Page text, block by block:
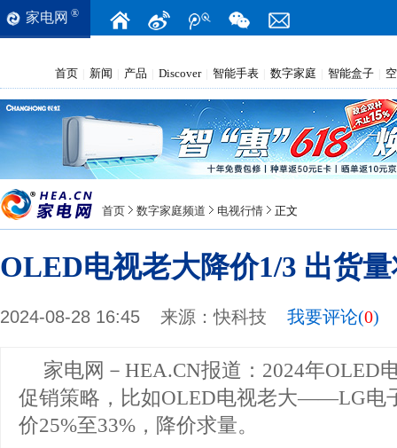
家电网 ®
首页 新闻 产品 Discover 智能手表 数字家庭 智能盒子
首页 数字家庭频道 电视行情 正文
OLED电视老大降价1/3 出货
2024-08-28 16:45 来源：快科技 我要评论(0)
家电网－HEA.CN报道： 2024年OLED
促销策略，比如OLED电视老大——LG电
价25%至33%，降价求量。